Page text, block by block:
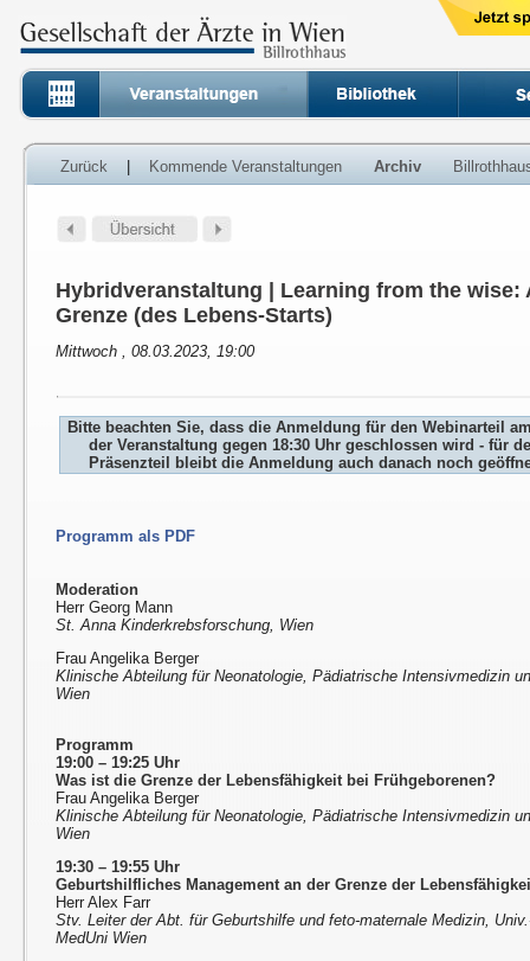
Zurück Kommende Veranstaltungen Archiv
Hybridveranstaltung | Learning from the wise:
Grenze (des Lebens-Starts)
Mittwoch , 08.03.2023, 19:00
Bitte beachten Sie, dass die Anmeldung für den Webinarteil
der Veranstaltung gegen 18:30 Uhr geschlossen wird - für
Präsenzteil bleibt die Anmeldung auch danach noch
Programm als PDF
Moderation
Herr Georg Mann
St. Anna Kinderkrebsforschung, Wien
Frau Angelika Berger
Klinische Abteilung für Neonatologie, Pädiatrische Intensivmedizin
Wien
Programm
19:00 – 19:25 Uhr
Was ist die Grenze der Lebensfähigkeit bei Frühgeborenen?
Frau Angelika Berger
Klinische Abteilung für Neonatologie, Pädiatrische Intensivmedizin
Wien
19:30 – 19:55 Uhr
Geburtshilfliches Management an der Grenze der
Herr Alex Farr
Stv. Leiter der Abt. für Geburtshilfe und feto-maternale Medizin,
MedUni Wien